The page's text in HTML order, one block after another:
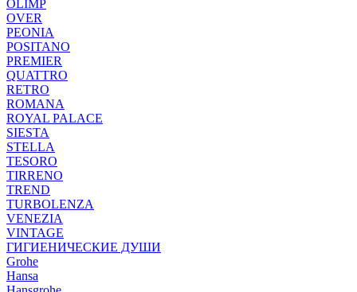
OLIMP
OVER
PEONIA
POSITANO
PREMIER
QUATTRO
RETRO
ROMANA
ROYAL PALACE
SIESTA
STELLA
TESORO
TIRRENO
TREND
TURBOLENZA
VENEZIA
VINTAGE
ГИГИЕНИЧЕСКИЕ ДУШИ
Grohe
Hansa